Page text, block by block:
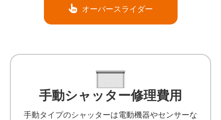
オーバースライダー
手動シャッター修理費用
手動タイプのシャッターは電動機器やセンサーな